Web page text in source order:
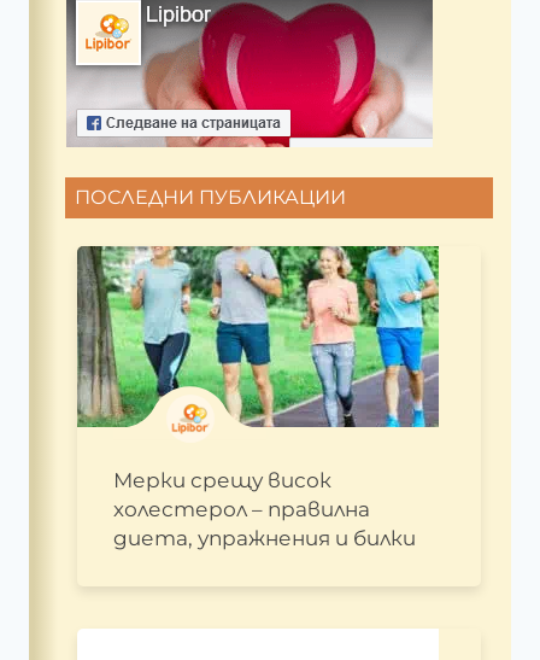
ПОСЛЕДНИ ПУБЛИКАЦИИ
Мерки срещу висок
холестерол – правилна
диета, упражнения и билки